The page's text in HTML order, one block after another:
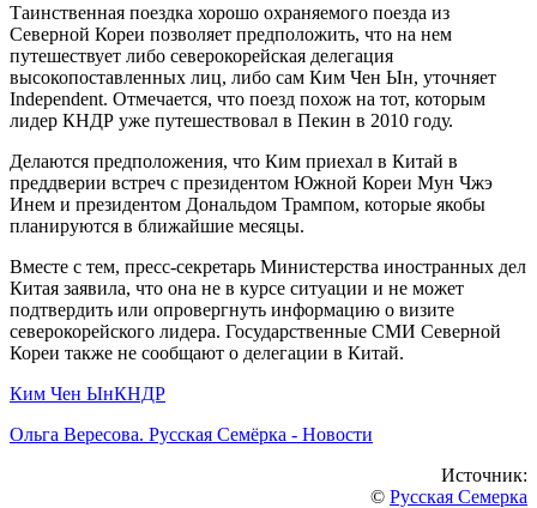
Таинственная поездка хорошо охраняемого поезда из
Северной Кореи позволяет предположить, что на нем
путешествует либо северокорейская делегация
высокопоставленных лиц, либо сам Ким Чен Ын, уточняет
Independent. Отмечается, что поезд похож на тот, которым
лидер КНДР уже путешествовал в Пекин в 2010 году.
Делаются предположения, что Ким приехал в Китай в
преддверии встреч с президентом Южной Кореи Мун Чжэ
Инем и президентом Дональдом Трампом, которые якобы
планируются в ближайшие месяцы.
Вместе с тем, пресс-секретарь Министерства иностранных дел
Китая заявила, что она не в курсе ситуации и не может
подтвердить или опровергнуть информацию о визите
северокорейского лидера. Государственные СМИ Северной
Кореи также не сообщают о делегации в Китай.
Ким Чен ЫнКНДР
Ольга Вересова. Русская Семёрка - Новости
Источник:
© Русская Семерка